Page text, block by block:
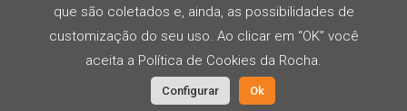
Desenvolvido por
que são coletados e, ainda, as possibilidades de
customização do seu uso. Ao clicar em “OK” você
aceita a Política de Cookies da Rocha.
Configurar Ok